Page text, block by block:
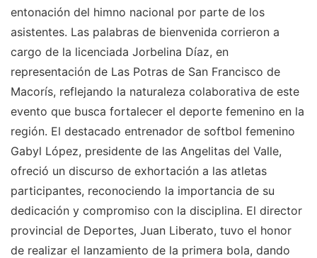
entonación del himno nacional por parte de los
asistentes. Las palabras de bienvenida corrieron a
cargo de la licenciada Jorbelina Díaz, en
representación de Las Potras de San Francisco de
Macorís, reflejando la naturaleza colaborativa de este
evento que busca fortalecer el deporte femenino en la
región. El destacado entrenador de softbol femenino
Gabyl López, presidente de las Angelitas del Valle,
ofreció un discurso de exhortación a las atletas
participantes, reconociendo la importancia de su
dedicación y compromiso con la disciplina. El director
provincial de Deportes, Juan Liberato, tuvo el honor
de realizar el lanzamiento de la primera bola, dando